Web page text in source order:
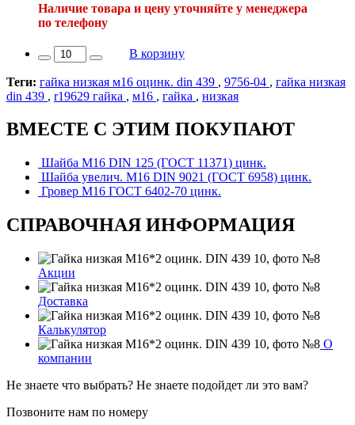
Наличие товара и цену уточняйте у менеджера
по телефону
В корзину
Теги: гайка низкая м16 оцинк. din 439 , 9756-04 , гайка низкая
din 439 , r19629 гайка , м16 , гайка , низкая
ВМЕСТЕ С ЭТИМ ПОКУПАЮТ
Шайба М16 DIN 125 (ГОСТ 11371) цинк.
Шайба увелич. М16 DIN 9021 (ГОСТ 6958) цинк.
Гровер М16 ГОСТ 6402-70 цинк.
СПРАВОЧНАЯ ИНФОРМАЦИЯ
Акции
Доставка
Калькулятор
О
компании
Не знаете что выбрать? Не знаете подойдет ли это вам?
Позвоните нам по номеру